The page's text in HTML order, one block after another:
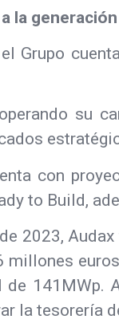
la
Grupo
su
con
to Build,
2023,
millones
de 141MWp.
la tesorería